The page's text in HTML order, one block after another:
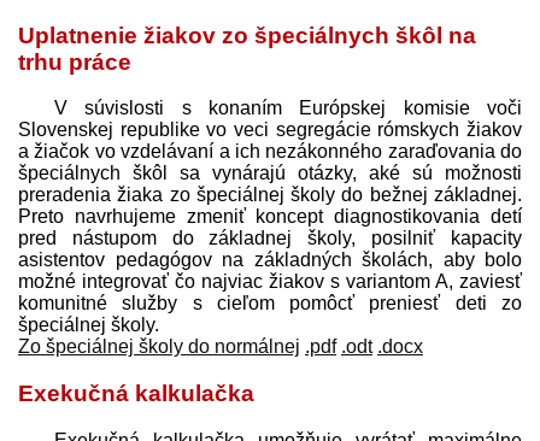
Uplatnenie žiakov zo špeciálnych škôl na
trhu práce
V súvislosti s konaním Európskej komisie voči
Slovenskej republike vo veci segregácie rómskych žiakov
a žiačok vo vzdelávaní a ich nezákonného zaraďovania do
špeciálnych škôl sa vynárajú otázky, aké sú možnosti
preradenia žiaka zo špeciálnej školy do bežnej základnej.
Preto navrhujeme zmeniť koncept diagnostikovania detí
pred nástupom do základnej školy, posilniť kapacity
asistentov pedagógov na základných školách, aby bolo
možné integrovať čo najviac žiakov s variantom A, zaviesť
komunitné služby s cieľom pomôcť preniesť deti zo
špeciálnej školy.
Zo špeciálnej školy do normálnej .pdf .odt .docx
Exekučná kalkulačka